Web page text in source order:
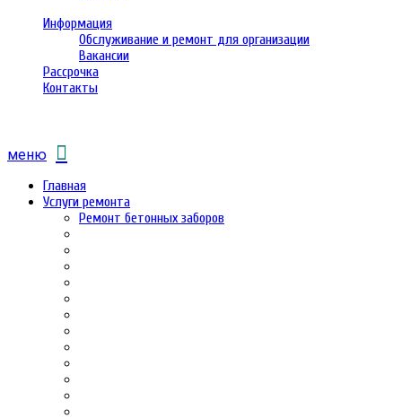
Информация
Обслуживание и ремонт для организации
Вакансии
Рассрочка
Контакты
меню
Главная
Услуги ремонта
Ремонт бетонных заборов